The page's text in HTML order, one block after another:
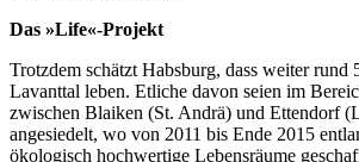
Das »Life«-Projekt
Trotzdem schätzt Habsburg, dass weiter rund
Lavanttal leben. Etliche davon seien im
zwischen Blaiken (St. Andrä) und Ettendorf
angesiedelt, wo von 2011 bis Ende 2015
ökologisch hochwertige Lebensräume